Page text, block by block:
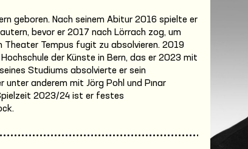
geboren. Nach seinem Abitur 2016 spielte er
bevor er 2017 nach Lörrach zog, um
Tempus fugit zu absolvieren. 2019
der Künste in Bern, das er 2023 mit
Studiums absolvierte er sein
anderem mit Jörg Pohl und Pınar
2023/24 ist er festes